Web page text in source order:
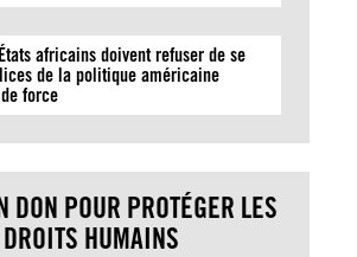
africains doivent refuser de se
de la politique américaine
force
DON POUR PROTÉGER LES
DROITS HUMAINS